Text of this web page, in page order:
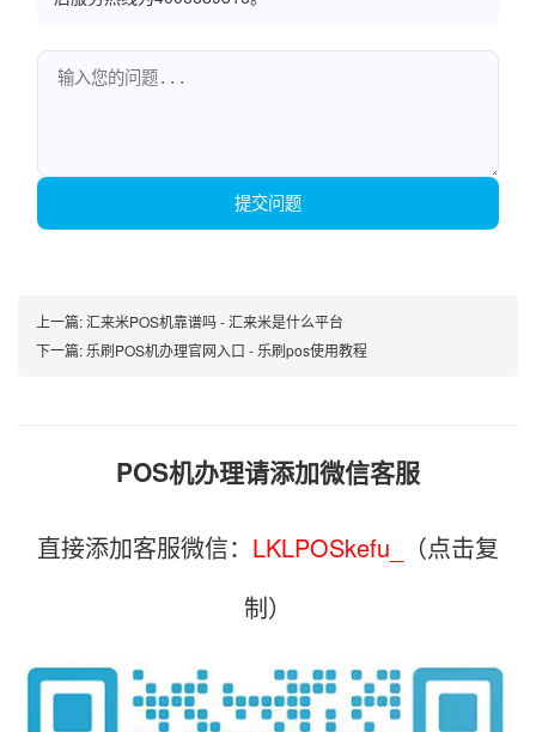
提交问题
上一篇:汇来米POS机靠谱吗 - 汇来米是什么平台
下一篇: 乐刷POS机办理官网入口 - 乐刷pos使用教程
POS机办理请添加微信客服
直接添加客服微信： LKLPOSkefu_
（点击复
制）